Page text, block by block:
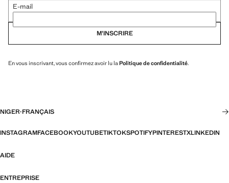
E-mail
M’INSCRIRE
En vous inscrivant, vous confirmez avoir lu laPolitique de confidentialité.
NIGER·FRANÇAIS
INSTAGRAMFACEBOOKYOUTUBETIKTOKSPOTIFYPINTERESTXLINKEDIN
AIDE
ENTREPRISE